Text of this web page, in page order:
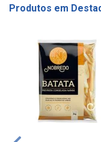
Produtos em